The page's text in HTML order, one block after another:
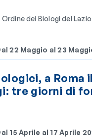
Ordine dei Biologi del
22 Maggio al 23
a Roma
tre giorni di
15 Aprile al 17 Aprile